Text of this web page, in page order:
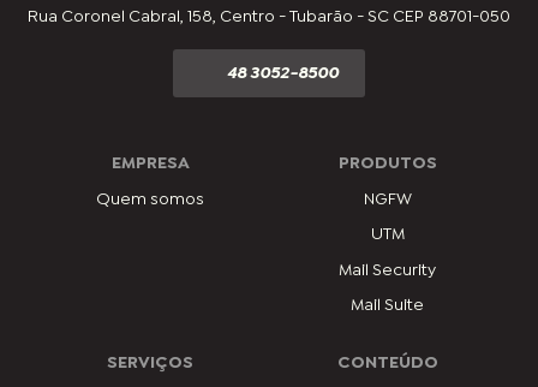
Rua Coronel Cabral, 158, Centro - Tubarão - SC CEP 88701-050
48 3052-8500
EMPRESA
Quem somos
PRODUTOS
NGFW
UTM
Mail Security
Mail Suite
SERVIÇOS CONTEÚDO